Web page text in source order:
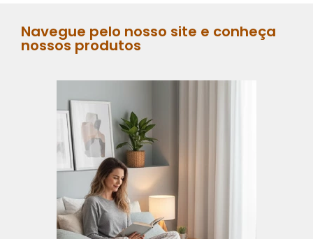
Navegue pelo nosso site e conheça
nossos produtos